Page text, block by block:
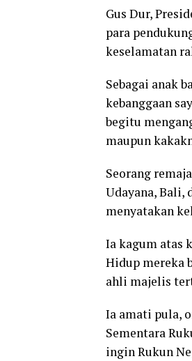
Gus Dur,
para
keselamatan
Sebagai anak
kebanggaan
begitu
maupun
Seorang
Udayana, Bali,
menyatakan
Ia kagum atas
Hidup mereka
ahli majelis
Ia amati pula,
Sementara
ingin Rukun